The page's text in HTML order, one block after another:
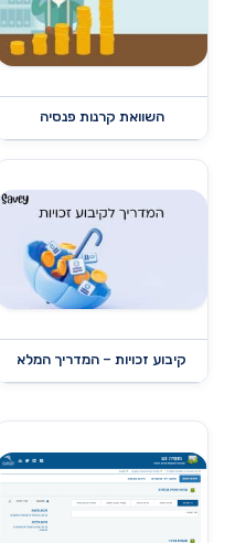
השוואת קרנות פנסיה
קיבוע זכויות – המדריך המלא